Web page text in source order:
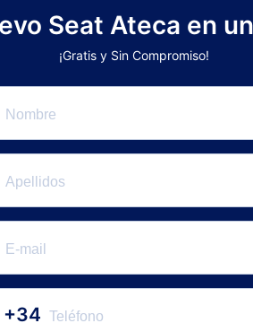
Seat Ateca en
¡Gratis y Sin Compromiso!
+34